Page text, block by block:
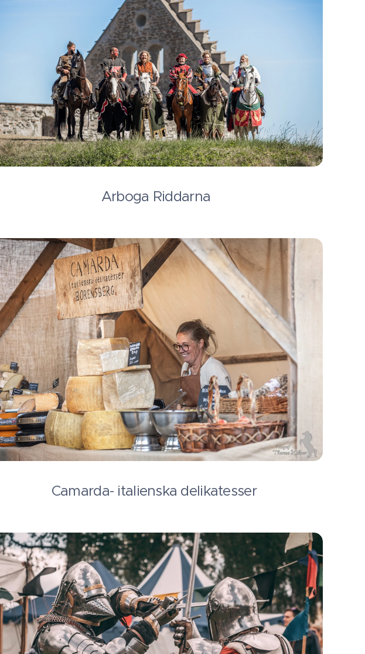
Arboga Riddarna
Camarda- italienska delikatesser